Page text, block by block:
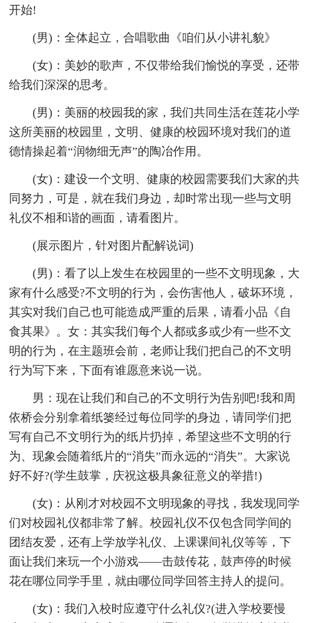
开始!
(男)：全体起立，合唱歌曲《咱们从小讲礼貌》
(女)：美妙的歌声，不仅带给我们愉悦的享受，还带
给我们深深的思考。
(男)：美丽的校园我的家，我们共同生活在莲花小学
这所美丽的校园里，文明、健康的校园环境对我们的道
德情操起着“润物细无声”的陶冶作用。
(女)：建设一个文明、健康的校园需要我们大家的共
同努力，可是，就在我们身边，却时常出现一些与文明
礼仪不相和谐的画面，请看图片。
(展示图片，针对图片配解说词)
(男)：看了以上发生在校园里的一些不文明现象，大
家有什么感受?不文明的行为，会伤害他人，破坏环境，
其实对我们自己也可能造成严重的后果，请看小品《自
食其果》。女：其实我们每个人都或多或少有一些不文
明的行为，在主题班会前，老师让我们把自己的不文明
行为写下来，下面有谁愿意来说一说。
男：现在让我们和自己的不文明行为告别吧!我和周
依桥会分别拿着纸篓经过每位同学的身边，请同学们把
写有自己不文明行为的纸片扔掉，希望这些不文明的行
为、现象会随着纸片的“消失”而永远的“消失”。大家说
好不好?(学生鼓掌，庆祝这极具象征意义的举措!)
(女)：从刚才对校园不文明现象的寻找，我发现同学
们对校园礼仪都非常了解。校园礼仪不仅包含同学间的
团结友爱，还有上学放学礼仪、上课课间礼仪等等，下
面让我们来玩一个小游戏——击鼓传花，鼓声停的时候
花在哪位同学手里，就由哪位同学回答主持人的提问。
(女)：我们入校时应遵守什么礼仪?(进入学校要慢